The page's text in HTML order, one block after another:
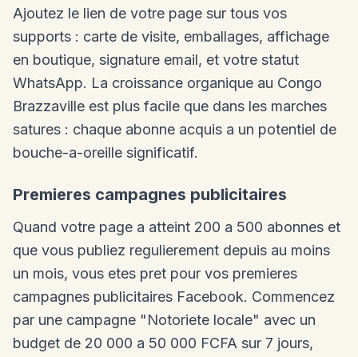
Ajoutez le lien de votre page sur tous vos
supports : carte de visite, emballages, affichage
en boutique, signature email, et votre statut
WhatsApp. La croissance organique au Congo
Brazzaville est plus facile que dans les marches
satures : chaque abonne acquis a un potentiel de
bouche-a-oreille significatif.
Premieres campagnes publicitaires
Quand votre page a atteint 200 a 500 abonnes et
que vous publiez regulierement depuis au moins
un mois, vous etes pret pour vos premieres
campagnes publicitaires Facebook. Commencez
par une campagne "Notoriete locale" avec un
budget de 20 000 a 50 000 FCFA sur 7 jours,